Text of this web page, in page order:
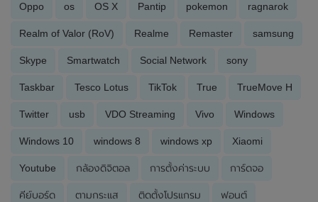
Oppo os OS X Pantip pokemon ragnarok
Realm of Valor (RoV) Realme Remaster samsung
Skype Smartwatch Social Network sony
Taskbar Tesco Lotus TikTok True TrueMove H
Twitter usb VDO Streaming Vivo Windows
Windows 10 windows 8 windows xp Xiaomi
Youtube กล้องดิจิตอล การตั้งค่าระบบ การ์ดจอ
คีย์บอร์ด ตามกระแส ติดตั้งโปรแกรม ฟอนต์